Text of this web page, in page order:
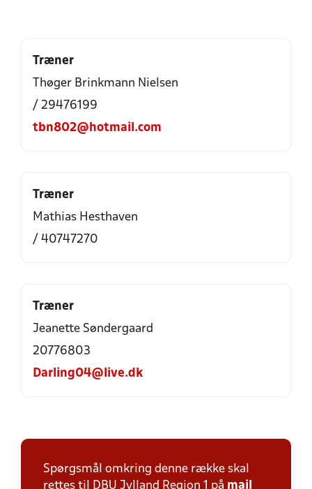
Træner
Thøger Brinkmann Nielsen
/ 29476199
tbn802@hotmail.com
Træner
Mathias Hesthaven
/ 40747270
Træner
Jeanette Søndergaard
20776803
Darling04@live.dk
Spørgsmål omkring denne række skal
rettes til DBU Jylland Region 1 på mail